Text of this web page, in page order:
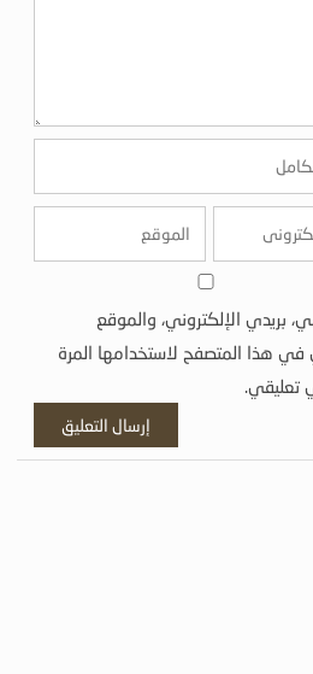
بريدي الإلكتروني، والموقع
في هذا المتصفح لاستخدامها المرة
تعليقي.